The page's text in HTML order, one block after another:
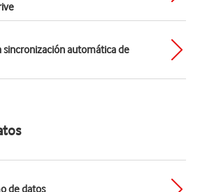
sincronización automática de
de datos